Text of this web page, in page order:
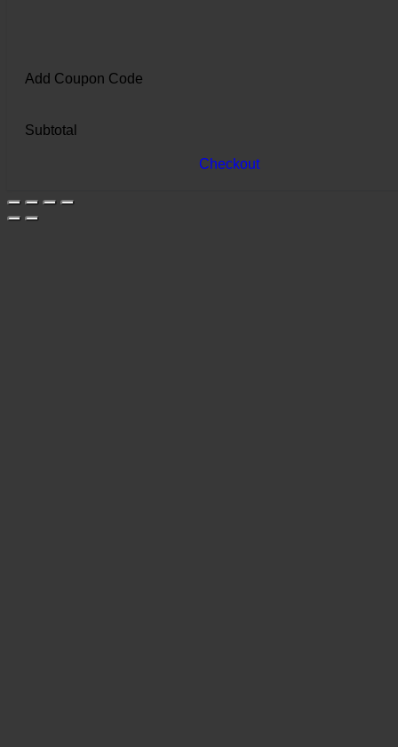
Add Coupon Code
Subtotal
Checkout